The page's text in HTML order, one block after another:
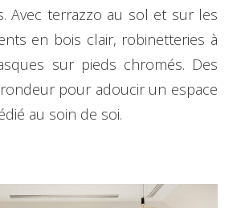
Avec terrazzo au sol et sur les
en bois clair, robinetteries à
sur pieds chromés. Des
pour adoucir un espace
au soin de soi.